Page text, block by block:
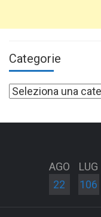
Categorie
Categorie
AGO
22
LUG
106